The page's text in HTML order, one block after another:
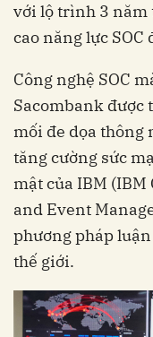
với lộ trình 3 năm
cao năng lực SOC
Công nghệ SOC
Sacombank được
mối đe dọa
tăngcường sức
mật của IBM
and Event
phương pháp
thế giới.